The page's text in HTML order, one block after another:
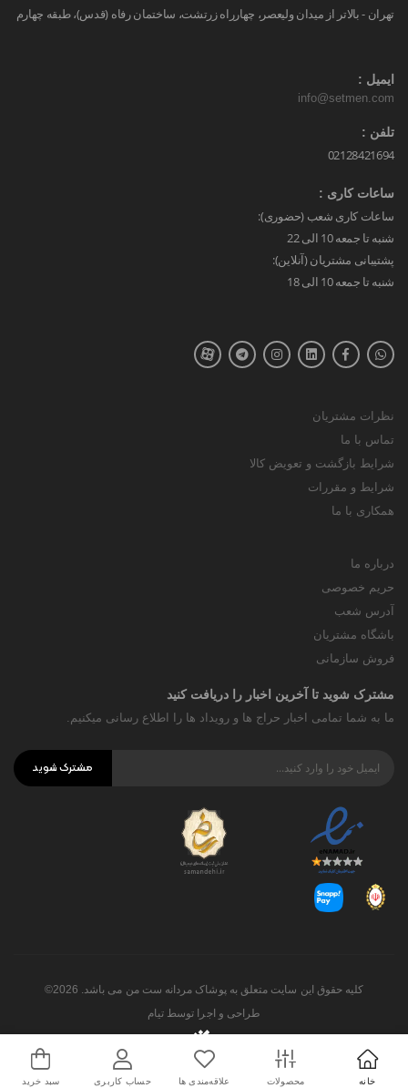
تهران - بالاتر از میدان ولیعصر، چهارراه زرتشت، ساختمان رفاه (قدس)، طبقه چهارم
ایمیل :
info@setmen.com
تلفن :
02128421694
ساعات کاری :
ساعات کاری شعب (حضوری):
شنبه تا جمعه 10 الی 22
پشتیبانی مشتریان (آنلاین):
شنبه تا جمعه 10 الی 18
نظرات مشتریان
تماس با ما
شرایط بازگشت و تعویض کالا
شرایط و مقررات
همکاری با ما
درباره ما
حریم خصوصی
آدرس شعب
باشگاه مشتریان
فروش سازمانی
مشترک شوید تا آخرین اخبار را دریافت کنید
ما به شما تمامی اخبار حراج ها و رویداد ها را اطلاع رسانی میکنیم.
مشترک شوید
کلیه حقوق این سایت متعلق به پوشاک مردانه ست من می باشد. 2026©
طراحی و اجرا توسط تیام
خانه محصولات علاقه‌مندی ها حساب کاربری سبد خرید